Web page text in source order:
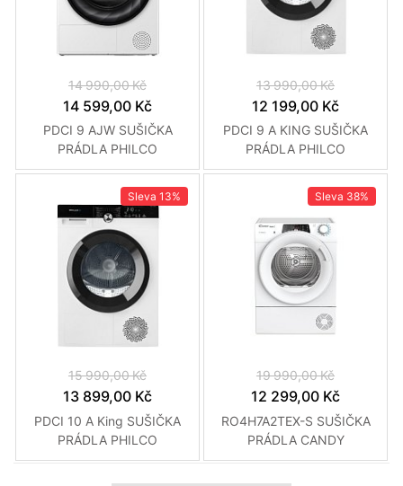
14 990,00 Kč
14 599,00 Kč
PDCI 9 AJW SUŠIČKA
PRÁDLA PHILCO
13 990,00 Kč
12 199,00 Kč
PDCI 9 A KING SUŠIČKA
PRÁDLA PHILCO
Sleva 13%
15 990,00 Kč
13 899,00 Kč
PDCI 10 A King SUŠIČKA
PRÁDLA PHILCO
Sleva 38%
19 990,00 Kč
12 299,00 Kč
RO4H7A2TEX-S SUŠIČKA
PRÁDLA CANDY